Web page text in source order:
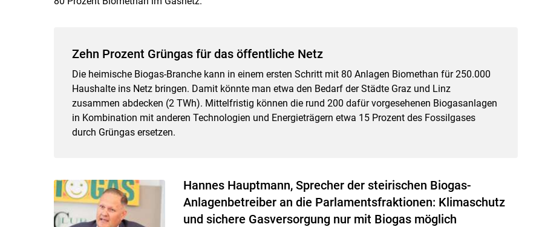
Zehn Prozent Grüngas für das öffentliche Netz
Die heimische Biogas-Branche kann in einem ersten Schritt mit 80 Anlagen Biomethan für 250.000
Haushalte ins Netz bringen. Damit könnte man etwa den Bedarf der Städte Graz und Linz
zusammen abdecken (2 TWh). Mittelfristig können die rund 200 dafür vorgesehenen Biogasanlagen
in Kombination mit anderen Technologien und Energieträgern etwa 15 Prozent des Fossilgases
durch Grüngas ersetzen.
Hannes Hauptmann, Sprecher der steirischen Biogas-
Anlagenbetreiber an die Parlamentsfraktionen: Klimaschutz
und sichere Gasversorgung nur mit Biogas möglich